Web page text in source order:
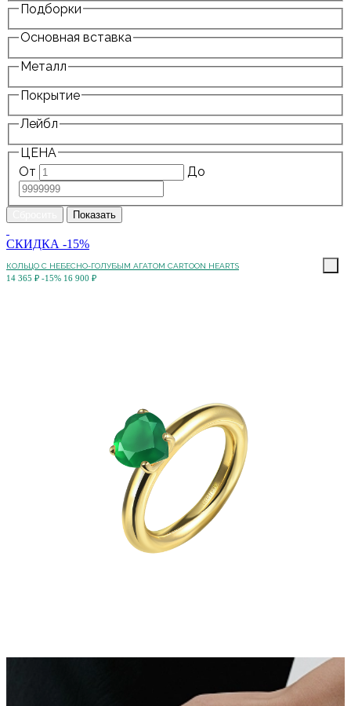
Подборки
Основная вставка
Металл
Покрытие
Лейбл
ЦЕНА
От
До
СКИДКА -15%
КОЛЬЦО C НЕБЕСНО-ГОЛУБЫМ АГАТОМ CARTOON HEARTS
14 365 ₽ -15% 16 900 ₽